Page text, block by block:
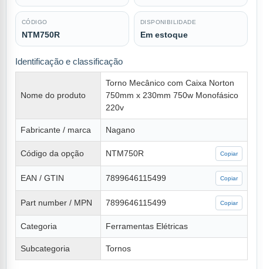
CÓDIGO
NTM750R
DISPONIBILIDADE
Em estoque
Identificação e classificação
Nome do produto
Torno Mecânico com Caixa Norton
750mm x 230mm 750w Monofásico
220v
Fabricante / marca Nagano
Código da opção NTM750R Copiar
EAN / GTIN 7899646115499 Copiar
Part number / MPN 7899646115499 Copiar
Categoria Ferramentas Elétricas
Subcategoria Tornos